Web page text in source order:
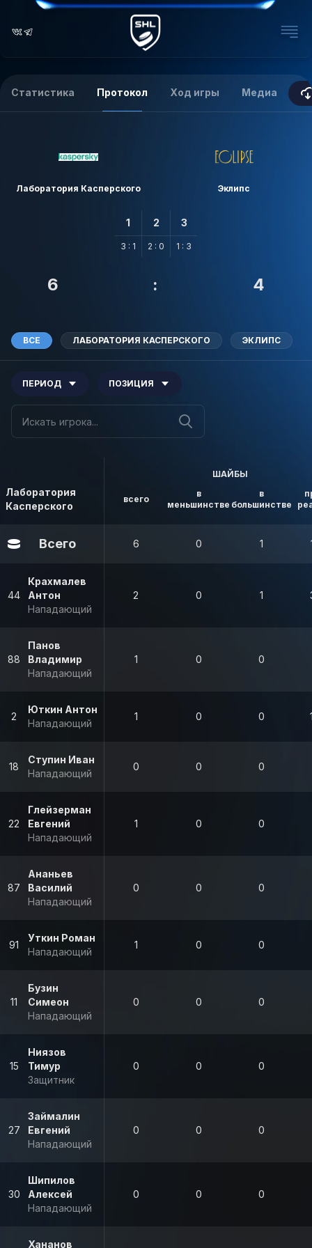
Статистика Протокол Ход игры Медиа
Лаборатория Касперского Эклипс
1
3 : 1
2
2 : 0
3
1 : 3
6 : 4
ВСЕ ЛАБОРАТОРИЯ КАСПЕРСКОГО ЭКЛИПС
ПЕРИОД ПОЗИЦИЯ
Лаборатория
Касперского
ШАЙБЫ
всего
в
меньшинстве
в
большинстве
Всего 6 0 1
44
Крахмалев
Антон
Нападающий
2 0 1
88
Панов
Владимир
Нападающий
1 0 0
2
Юткин Антон
Нападающий
1 0 0
18
Ступин Иван
Нападающий
0 0 0
22
Глейзерман
Евгений
Нападающий
1 0 0
87
Ананьев
Василий
Нападающий
0 0 0
91
Уткин Роман
Нападающий
1 0 0
11
Бузин
Симеон
Нападающий
0 0 0
15
Ниязов
Тимур
Защитник
0 0 0
27
Займалин
Евгений
Нападающий
0 0 0
30
Шипилов
Алексей
Нападающий
0 0 0
Хананов